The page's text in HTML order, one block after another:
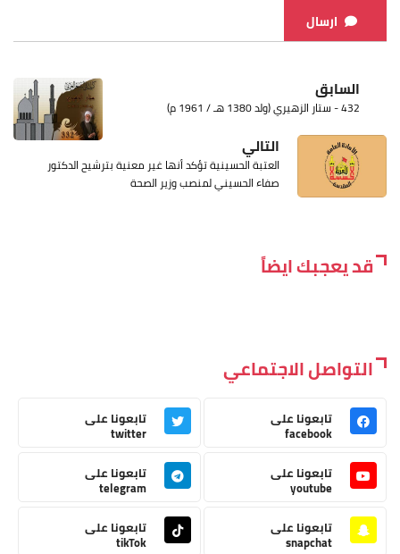
ارسال
السابق
432 - ستار الزهيري (ولد 1380 هـ / 1961 م)
التالي
العتبة الحسينية تؤكد أنها غير معنية بترشيح الدكتور
صفاء الحسيني لمنصب وزير الصحة
قد يعجبك ايضاً
التواصل الاجتماعي
تابعونا على
facebook
تابعونا على
twitter
تابعونا على
youtube
تابعونا على
telegram
تابعونا على
snapchat
تابعونا على
tikTok